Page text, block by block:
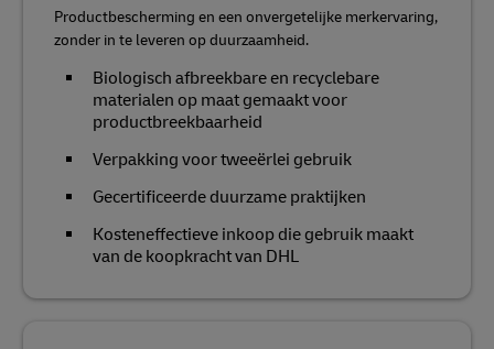
Productbescherming en een onvergetelijke merkervaring,
zonder in te leveren op duurzaamheid.
Biologisch afbreekbare en recyclebare
materialen op maat gemaakt voor
productbreekbaarheid
Verpakking voor tweeërlei gebruik
Gecertificeerde duurzame praktijken
Kosteneffectieve inkoop die gebruik maakt
van de koopkracht van DHL